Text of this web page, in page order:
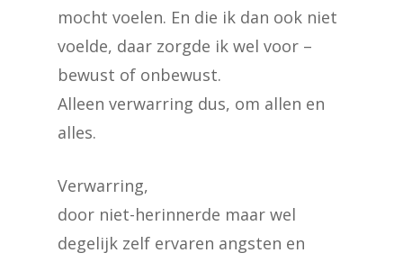
mocht voelen. En die ik dan ook niet
voelde, daar zorgde ik wel voor –
bewust of onbewust.
Alleen verwarring dus, om allen en
alles.
Verwarring,
door niet-herinnerde maar wel
degelijk zelf ervaren angsten en